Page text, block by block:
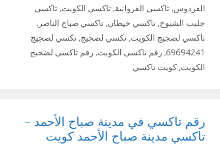
الفردوس, تاكسي الفروانية, تاكسي الكويت, تاكسي
جليب الشيوخ, تاكسي خيطان, تاكسي صباح الناصر ,
تاكسي لضجيج الكويت, تكسي لضجيج, تكسي لضجيج
69694241
, رقم تاكسي الكويت, رقم تاكسي لضجيج
الكويت, كويت تاكسي
رقم تاكسي في مدينة صباح الأحمد –
تاكسي مدينة صباح الأحمد كويت